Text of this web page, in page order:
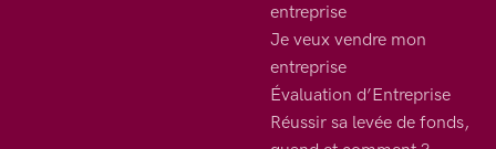
entreprise
Je veux vendre mon
entreprise
Évaluation d’Entreprise
Réussir sa levée de fonds,